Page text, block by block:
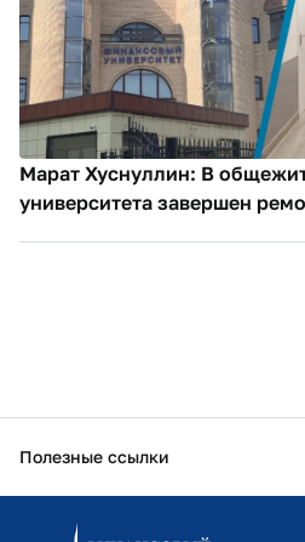
Марат Хуснуллин: В
университета завершен
Полезные ссылки
Информационно-